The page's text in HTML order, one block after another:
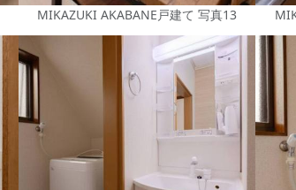
MIKAZUKI AKABANE戸建て 写真13